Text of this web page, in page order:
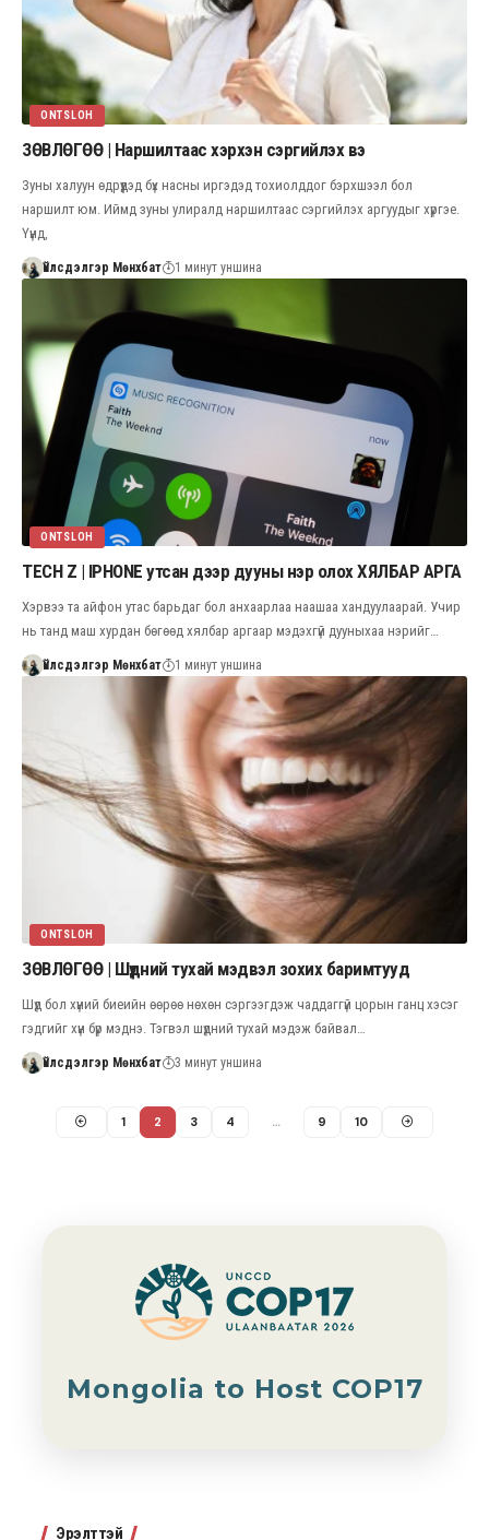
ONTSLOH
ЗӨВЛӨГӨӨ | Наршилтаас хэрхэн сэргийлэх вэ
Зуны халуун өдрүүдэд бүх насны иргэдэд тохиолддог бэрхшээл бол
наршилт юм. Иймд зуны улиралд наршилтаас сэргийлэх аргуудыг хүргэе.
Үүнд,
Үйлсдэлгэр Мөнхбат 1 минут уншина
ONTSLOH
TECH Z | IPHONE утсан дээр дууны нэр олох ХЯЛБАР АРГА
Хэрвээ та айфон утас барьдаг бол анхаарлаа наашаа хандуулаарай. Учир
нь танд маш хурдан бөгөөд хялбар аргаар мэдэхгүй дууныхаа нэрийг…
Үйлсдэлгэр Мөнхбат 1 минут уншина
ONTSLOH
ЗӨВЛӨГӨӨ | Шүдний тухай мэдвэл зохих баримтууд
Шүд бол хүний биеийн өөрөө нөхөн сэргээгдэж чаддаггүй цорын ганц хэсэг
гэдгийг хүн бүр мэднэ. Тэгвэл шүдний тухай мэдэж байвал…
Үйлсдэлгэр Мөнхбат 3 минут уншина
1 2 3 4 … 9 10
Mongolia to Host COP17
Эрэлттэй